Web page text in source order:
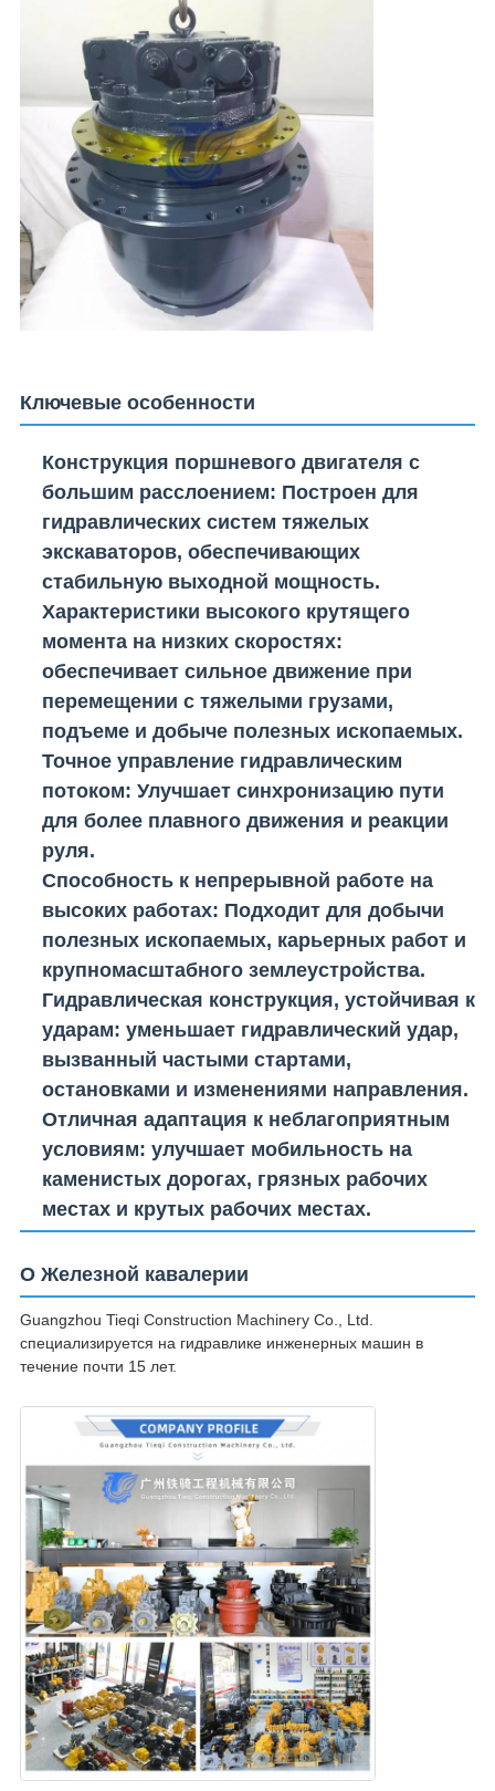
Ключевые особенности
Конструкция поршневого двигателя с
большим расслоением: Построен для
гидравлических систем тяжелых
экскаваторов, обеспечивающих
стабильную выходной мощность.
Характеристики высокого крутящего
момента на низких скоростях:
обеспечивает сильное движение при
перемещении с тяжелыми грузами,
подъеме и добыче полезных ископаемых.
Точное управление гидравлическим
потоком: Улучшает синхронизацию пути
для более плавного движения и реакции
руля.
Способность к непрерывной работе на
высоких работах: Подходит для добычи
полезных ископаемых, карьерных работ и
крупномасштабного землеустройства.
Гидравлическая конструкция, устойчивая к
ударам: уменьшает гидравлический удар,
вызванный частыми стартами,
остановками и изменениями направления.
Отличная адаптация к неблагоприятным
условиям: улучшает мобильность на
каменистых дорогах, грязных рабочих
местах и крутых рабочих местах.
О Железной кавалерии
Guangzhou Tieqi Construction Machinery Co., Ltd.
специализируется на гидравлике инженерных машин в
течение почти 15 лет.